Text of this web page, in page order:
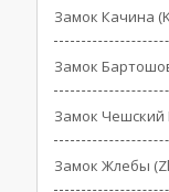
Замок Качина
Замок
Замок Чешский
Замок Жлебы